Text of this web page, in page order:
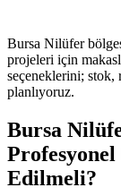
Bursa Nilüfer
projeleri için
seçeneklerini; stok,
planlıyoruz.
Bursa
Edilmeli?